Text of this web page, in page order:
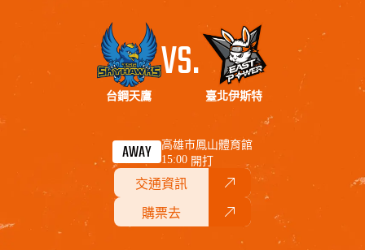
台鋼天鷹
VS.
臺北伊斯特
AWAY
高雄市鳳山體育館
15:00 開打
交通資訊
購票去